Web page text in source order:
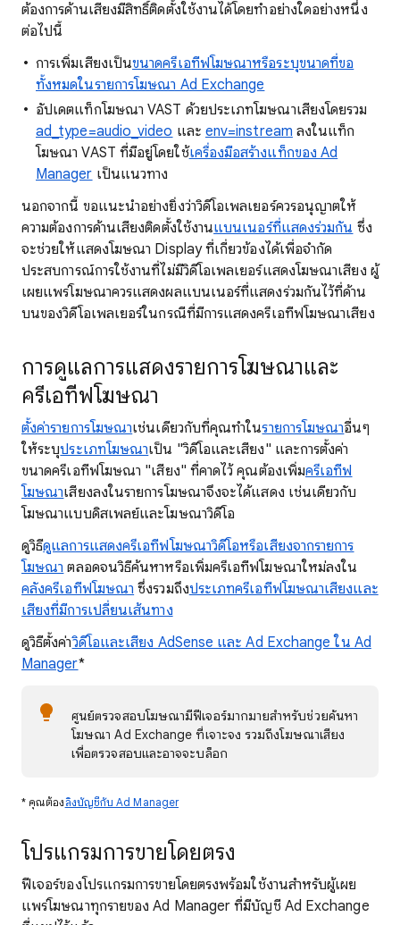
ต้องการด้านเสียงมีสิทธิ์ติดตั้งใช้งานได้โดยทำอย่างใดอย่างหนึ่ง
ต่อไปนี้
การเพิ่มเสียงเป็นขนาดครีเอทีฟโฆษณาหรือระบุขนาดที่ขอ
ทั้งหมดในรายการโฆษณา Ad Exchange
อัปเดตแท็กโฆษณา VAST ด้วยประเภทโฆษณาเสียงโดยรวม
ad_type=audio_video และ env=instream ลงในแท็ก
โฆษณา VAST ที่มีอยู่โดยใช้เครื่องมือสร้างแท็กของ Ad
Manager เป็นแนวทาง
นอกจากนี้ ขอแนะนำอย่างยิ่งว่าวิดีโอเพลเยอร์ควรอนุญาตให้
ความต้องการด้านเสียงติดตั้งใช้งานแบนเนอร์ที่แสดงร่วมกัน ซึ่ง
จะช่วยให้แสดงโฆษณา Display ที่เกี่ยวข้องได้เพื่อจำกัด
ประสบการณ์การใช้งานที่ไม่มีวิดีโอเพลเยอร์แสดงโฆษณาเสียง ผู้
เผยแพร่โฆษณาควรแสดงผลแบนเนอร์ที่แสดงร่วมกันไว้ที่ด้าน
บนของวิดีโอเพลเยอร์ในกรณีที่มีการแสดงครีเอทีฟโฆษณาเสียง
การดูแลการแสดงรายการโฆษณาและ
ครีเอทีฟโฆษณา
ตั้งค่ารายการโฆษณาเช่นเดียวกับที่คุณทําในรายการโฆษณาอื่นๆ
ให้ระบุประเภทโฆษณาเป็น "วิดีโอและเสียง" และการตั้งค่า
ขนาดครีเอทีฟโฆษณา "เสียง" ที่คาดไว้ คุณต้องเพิ่มครีเอทีฟ
โฆษณาเสียงลงในรายการโฆษณาจึงจะได้แสดง เช่นเดียวกับ
โฆษณาแบบดิสเพลย์และโฆษณาวิดีโอ
ดูวิธีดูแลการแสดงครีเอทีฟโฆษณาวิดีโอหรือเสียงจากรายการ
โฆษณา ตลอดจนวิธีค้นหาหรือเพิ่มครีเอทีฟโฆษณาใหม่ลงใน
คลังครีเอทีฟโฆษณา ซึ่งรวมถึงประเภทครีเอทีฟโฆษณาเสียงและ
เสียงที่มีการเปลี่ยนเส้นทาง
ดูวิธีตั้งค่าวิดีโอและเสียง AdSense และ Ad Exchange ใน Ad
Manager*
ศูนย์ตรวจสอบโฆษณามีฟีเจอร์มากมายสำหรับช่วยค้นหา
โฆษณา Ad Exchange ที่เจาะจง รวมถึงโฆษณาเสียง
เพื่อตรวจสอบและอาจจะบล็อก
* คุณต้องลิงบัญชีกับ Ad Manager
โปรแกรมการขายโดยตรง
ฟีเจอร์ของโปรแกรมการขายโดยตรงพร้อมใช้งานสำหรับผู้เผย
แพร่โฆษณาทุกรายของ Ad Manager ที่มีบัญชี Ad Exchange